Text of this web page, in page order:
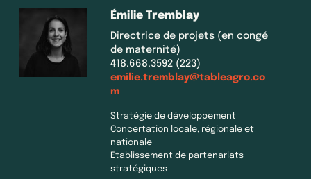
Émilie Tremblay
Directrice de projets (en congé
de maternité)
418.668.3592 (223)
emilie.tremblay@tableagro.co
m
Stratégie de développement
Concertation locale, régionale et
nationale
Établissement de partenariats
stratégiques